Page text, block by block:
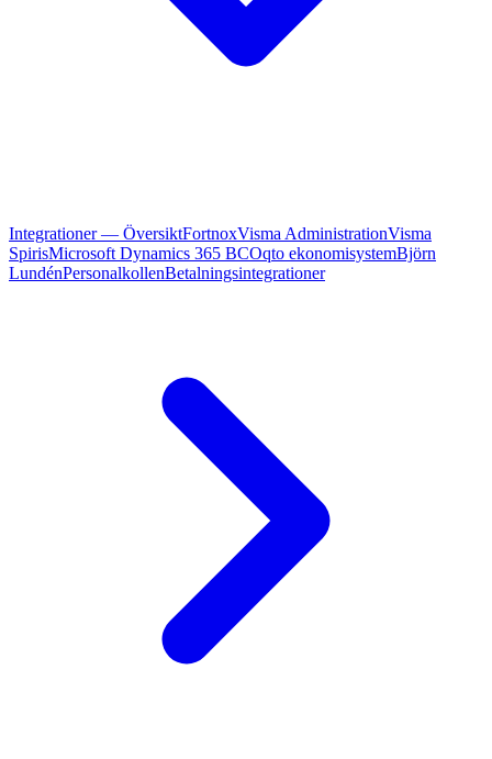
Integrationer — ÖversiktFortnoxVisma AdministrationVisma
SpirisMicrosoft Dynamics 365 BCOqto ekonomisystemBjörn
LundénPersonalkollenBetalningsintegrationer